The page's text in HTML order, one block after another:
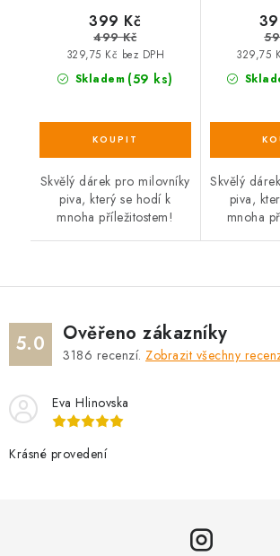
Skladem (59 ks)
329,75 Kč bez DPH
399 Kč
499 Kč
Skvělý dárek pro milovníky
piva, který se hodí k
mnoha příležitostem!
329,75
Skvělý
piva,
mnoha
5.0 Ověřeno zákazníky
3186 recenzí. Zobrazit všechny
Eva Hlinovska
Krásné provedení